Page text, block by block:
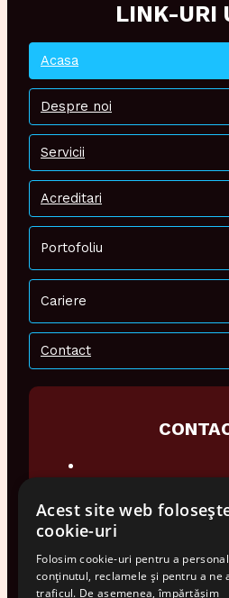
LINK-URI
Acasa
Despre noi
Servicii
Acreditari
Portofoliu
Cariere
Contact
0374 948 076
office@audiotech.ro
Str. Popa Soare Nr
Acest site web
cookie-uri
Folosim cookie-uri pentru a
conținutul, reclamele și pentru a ne
traficul. De asemenea, împărtășim